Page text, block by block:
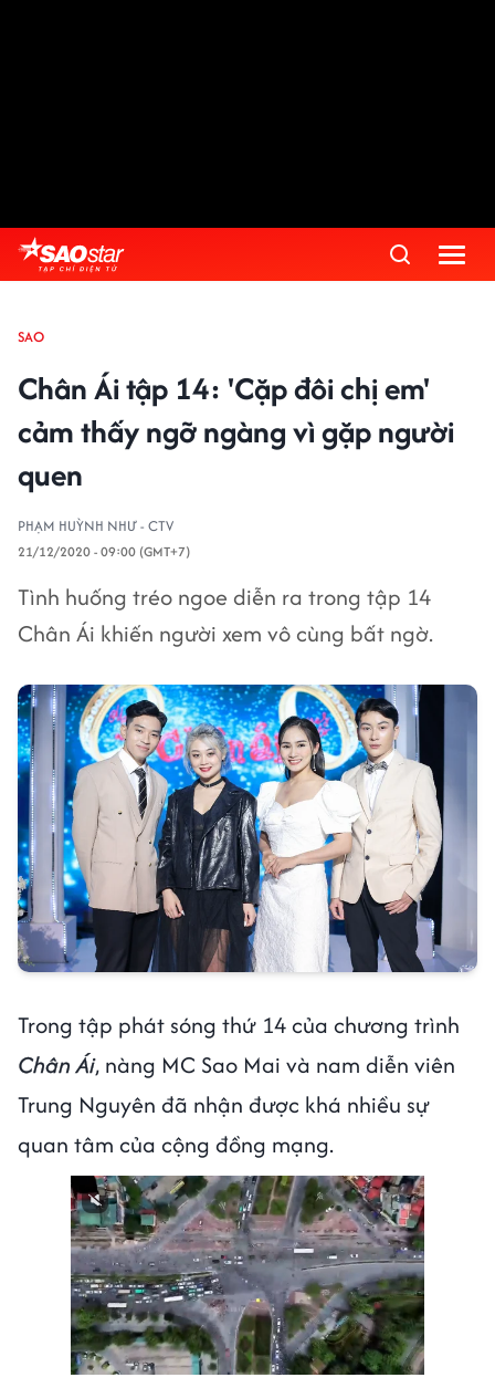
SAO
Chân Ái tập 14: 'Cặp đôi chị em'
cảm thấy ngỡ ngàng vì gặp người
quen
PHẠM HUỲNH NHƯ - CTV
21/12/2020 - 09:00 (GMT+7)
Tình huống tréo ngoe diễn ra trong tập 14
Chân Ái khiến người xem vô cùng bất ngờ.
Trong tập phát sóng thứ 14 của chương trình
Chân Ái, nàng MC Sao Mai và nam diễn viên
Trung Nguyên đã nhận được khá nhiều sự
quan tâm của cộng đồng mạng.